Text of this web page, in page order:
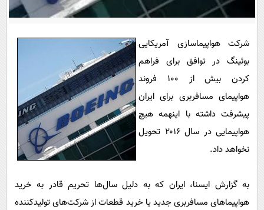
سرگرمی
گوناگون
حوادث
محیط زیست
سلامت
فرهنگی
بین الملل
اجتماعی
حیات وحش
پیامک
آشپزی
دانلود
شرکت هواپیماسازی آمریکایی
بوئینگ در توافق برای فراهم
کردن بیش از ۱۰۰ فروند
هواپیمای مسافربری برای ایران
پیشرفت داشته با اینهمه هیچ
هواپیمایی در سال ۲۰۱۶ تحویل
نخواهد داد.
به گزارش ایسنا، ایران که به دلیل سال‌ها تحریم قادر به خرید
هواپیماهای مسافربری جدید یا خرید قطعات از شرکت‌های تولیدکننده